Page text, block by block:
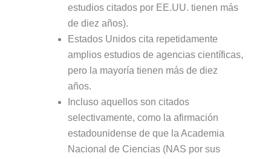
estudios citados por EE.UU. tienen más
de diez años).
Estados Unidos cita repetidamente
amplios estudios de agencias científicas,
pero la mayoría tienen más de diez
años.
Incluso aquellos son citados
selectivamente, como la afirmación
estadounidense de que la Academia
Nacional de Ciencias (NAS por sus